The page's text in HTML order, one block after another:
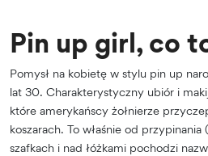
Pin up girl, co
Pomysł na kobietę w stylu pin up
lat 30. Charakterystyczny ubiór i
które amerykańscy żołnierze
koszarach. To właśnie od
szafkach i nad łóżkami pochodzi